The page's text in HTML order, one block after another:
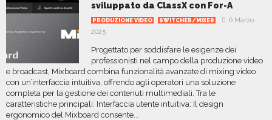
sviluppato da ClassX con For-A
PRODUZIONE VIDEO SWITCHER/MIXER
6 Marzo
2025
Progettato per soddisfare le esigenze dei
professionisti nel campo della produzione video
e broadcast, Mixboard combina funzionalità avanzate di mixing video
con un’interfaccia intuitiva, offrendo agli operatori una soluzione
completa per la gestione dei contenuti multimediali.​ Tra le
caratteristiche principali: Interfaccia utente intuitiva: Il design
ergonomico del Mixboard consente...